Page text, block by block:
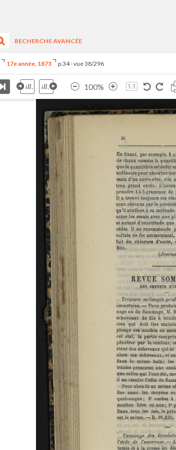
RECHERCHE AVANCÉE
17e année, 1873 p.34 - vue 38/296
100%